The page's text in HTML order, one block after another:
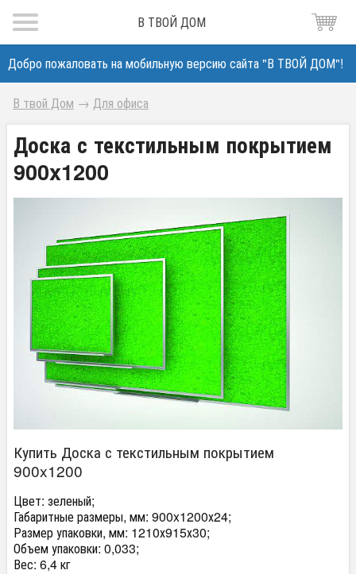
В ТВОЙ ДОМ
Добро пожаловать на мобильную версию сайта "В ТВОЙ ДОМ"!
В твой Дом → Для офиса
Доска с текстильным покрытием
900x1200
Купить Доска с текстильным покрытием
900x1200
Цвет: зеленый;
Габаритные размеры, мм: 900x1200х24;
Размер упаковки, мм: 1210х915х30;
Объем упаковки: 0,033;
Вес: 6,4 кг